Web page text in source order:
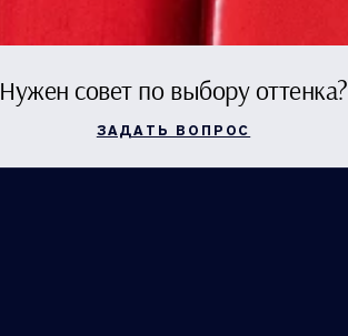
Нужен совет по выбору оттенка?
ЗАДАТЬ ВОПРОС